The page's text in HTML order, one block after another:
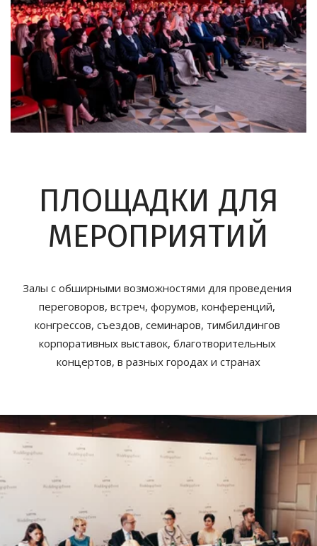
ПЛОЩАДКИ ДЛЯ
МЕРОПРИЯТИЙ
Залы с обширными возможностями для проведения
переговоров, встреч, форумов, конференций,
конгрессов, съездов, семинаров, тимбилдингов
корпоративных выставок, благотворительных
концертов, в разных городах и странах